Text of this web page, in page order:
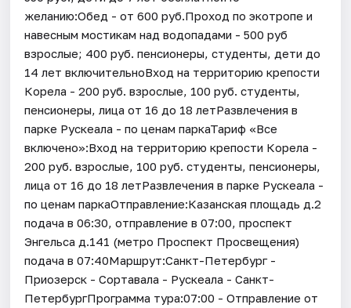
желанию:Обед - от 600 руб.Проход по экотропе и
навесным мостикам над водопадами - 500 руб
взрослые; 400 руб. пенсионеры, студенты, дети до
14 лет включительноВход на территорию крепости
Корела - 200 руб. взрослые, 100 руб. студенты,
пенсионеры, лица от 16 до 18 летРазвлечения в
парке Рускеала - по ценам паркаТариф «Все
включено»:Вход на территорию крепости Корела -
200 руб. взрослые, 100 руб. студенты, пенсионеры,
лица от 16 до 18 летРазвлечения в парке Рускеала -
по ценам паркаОтправление:Казанская площадь д.2
подача в 06:30, отправление в 07:00, проспект
Энгельса д.141 (метро Проспект Просвещения)
подача в 07:40Маршрут:Санкт-Петербург -
Приозерск - Сортавала - Рускеала - Санкт-
ПетербургПрограмма тура:07:00 - Отправление от